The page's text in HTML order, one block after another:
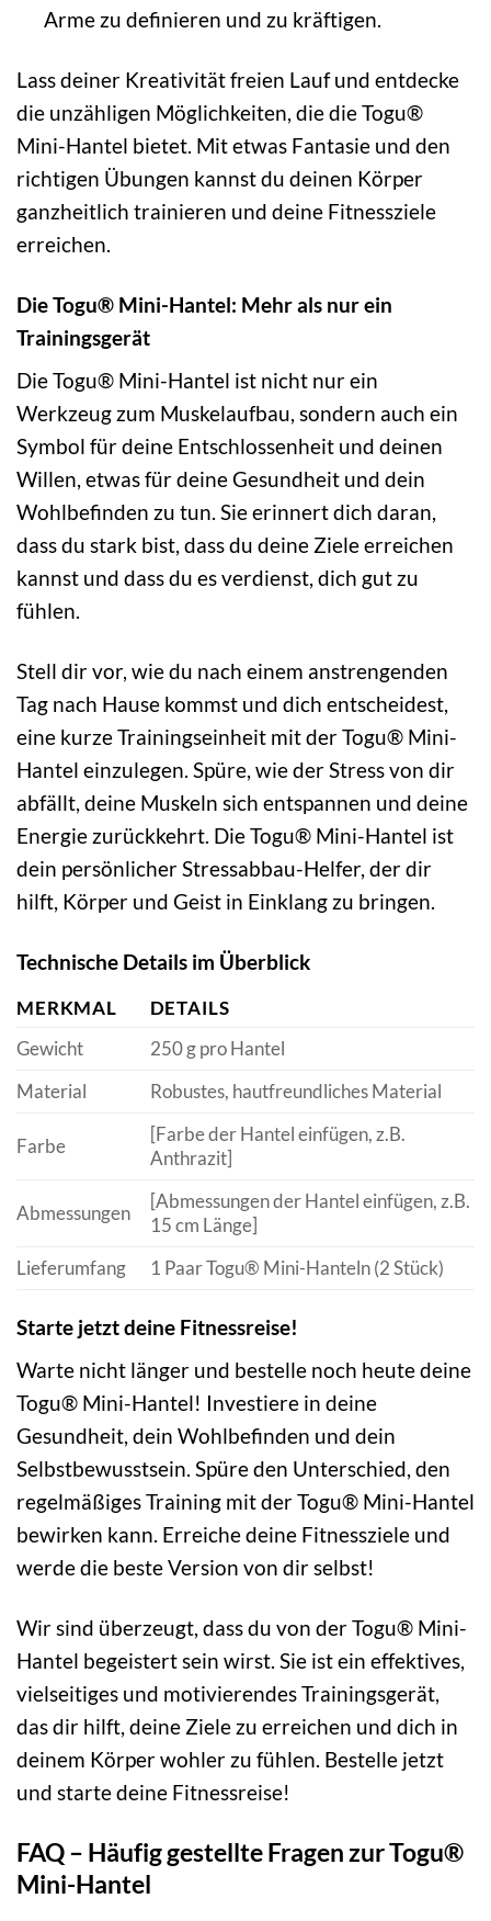
Arme zu definieren und zu kräftigen.
Lass deiner Kreativität freien Lauf und entdecke
die unzähligen Möglichkeiten, die die Togu®
Mini-Hantel bietet. Mit etwas Fantasie und den
richtigen Übungen kannst du deinen Körper
ganzheitlich trainieren und deine Fitnessziele
erreichen.
Die Togu® Mini-Hantel: Mehr als nur ein
Trainingsgerät
Die Togu® Mini-Hantel ist nicht nur ein
Werkzeug zum Muskelaufbau, sondern auch ein
Symbol für deine Entschlossenheit und deinen
Willen, etwas für deine Gesundheit und dein
Wohlbefinden zu tun. Sie erinnert dich daran,
dass du stark bist, dass du deine Ziele erreichen
kannst und dass du es verdienst, dich gut zu
fühlen.
Stell dir vor, wie du nach einem anstrengenden
Tag nach Hause kommst und dich entscheidest,
eine kurze Trainingseinheit mit der Togu® Mini-
Hantel einzulegen. Spüre, wie der Stress von dir
abfällt, deine Muskeln sich entspannen und deine
Energie zurückkehrt. Die Togu® Mini-Hantel ist
dein persönlicher Stressabbau-Helfer, der dir
hilft, Körper und Geist in Einklang zu bringen.
Technische Details im Überblick
MERKMAL
DETAILS
Gewicht
250 g pro Hantel
Material
Robustes, hautfreundliches Material
Farbe
[Farbe der Hantel einfügen, z.B.
Anthrazit]
Abmessungen
[Abmessungen der Hantel einfügen, z.B.
15 cm Länge]
Lieferumfang
1 Paar Togu® Mini-Hanteln (2 Stück)
Starte jetzt deine Fitnessreise!
Warte nicht länger und bestelle noch heute deine
Togu® Mini-Hantel! Investiere in deine
Gesundheit, dein Wohlbefinden und dein
Selbstbewusstsein. Spüre den Unterschied, den
regelmäßiges Training mit der Togu® Mini-Hantel
bewirken kann. Erreiche deine Fitnessziele und
werde die beste Version von dir selbst!
Wir sind überzeugt, dass du von der Togu® Mini-
Hantel begeistert sein wirst. Sie ist ein effektives,
vielseitiges und motivierendes Trainingsgerät,
das dir hilft, deine Ziele zu erreichen und dich in
deinem Körper wohler zu fühlen. Bestelle jetzt
und starte deine Fitnessreise!
FAQ – Häufig gestellte Fragen zur Togu®
Mini-Hantel